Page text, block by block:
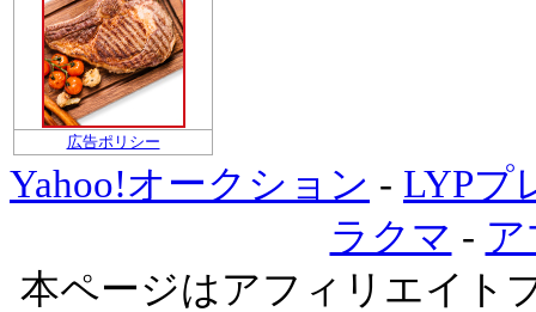
広告ポリシー
Yahoo!オークション - LYPプ
ラクマ -
本ページはアフィリエイト